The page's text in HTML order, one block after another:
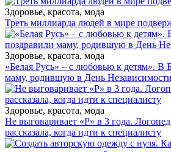
Здоровье, красота, мода
Треть миллиарда людей в мире
Здоровье, красота, мода
«Белая Русь» – с любовью к детям». В
маму, родившую в День Независимости
Здоровье, красота, мода
Не выговаривает «Р» в 3 года.
рассказала, когда идти к специалисту